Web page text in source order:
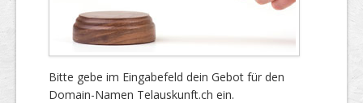
Bitte gebe im Eingabefeld dein Gebot für den
Domain-Namen Telauskunft.ch ein.